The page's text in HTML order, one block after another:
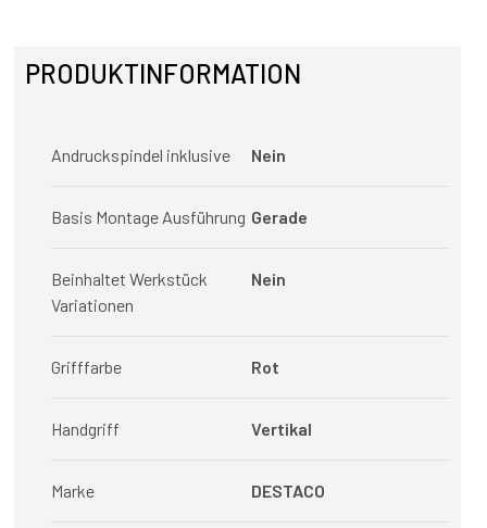
PRODUKTINFORMATION
Andruckspindel inklusive Nein
Basis Montage Ausführung Gerade
Beinhaltet Werkstück
Variationen
Nein
Grifffarbe Rot
Handgriff Vertikal
Marke DESTACO